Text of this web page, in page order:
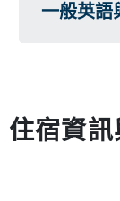
一般英語
住宿資訊